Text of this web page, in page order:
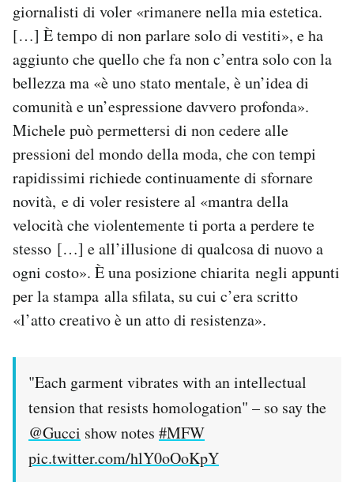
giornalisti di voler «rimanere nella mia estetica.
[…] È tempo di non parlare solo di vestiti», e ha
aggiunto che quello che fa non c’entra solo con la
bellezza ma «è uno stato mentale, è un’idea di
comunità e un’espressione davvero profonda».
Michele può permettersi di non cedere alle
pressioni del mondo della moda, che con tempi
rapidissimi richiede continuamente di sfornare
novità, e di voler resistere al «mantra della
velocità che violentemente ti porta a perdere te
stesso […] e all’illusione di qualcosa di nuovo a
ogni costo». È una posizione chiarita negli appunti
per la stampa alla sfilata, su cui c’era scritto
«l’atto creativo è un atto di resistenza».
"Each garment vibrates with an intellectual
tension that resists homologation" – so say the
@Gucci show notes #MFW
pic.twitter.com/hlY0oOoKpY